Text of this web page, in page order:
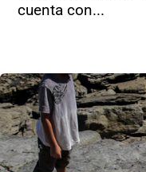
cuenta con...